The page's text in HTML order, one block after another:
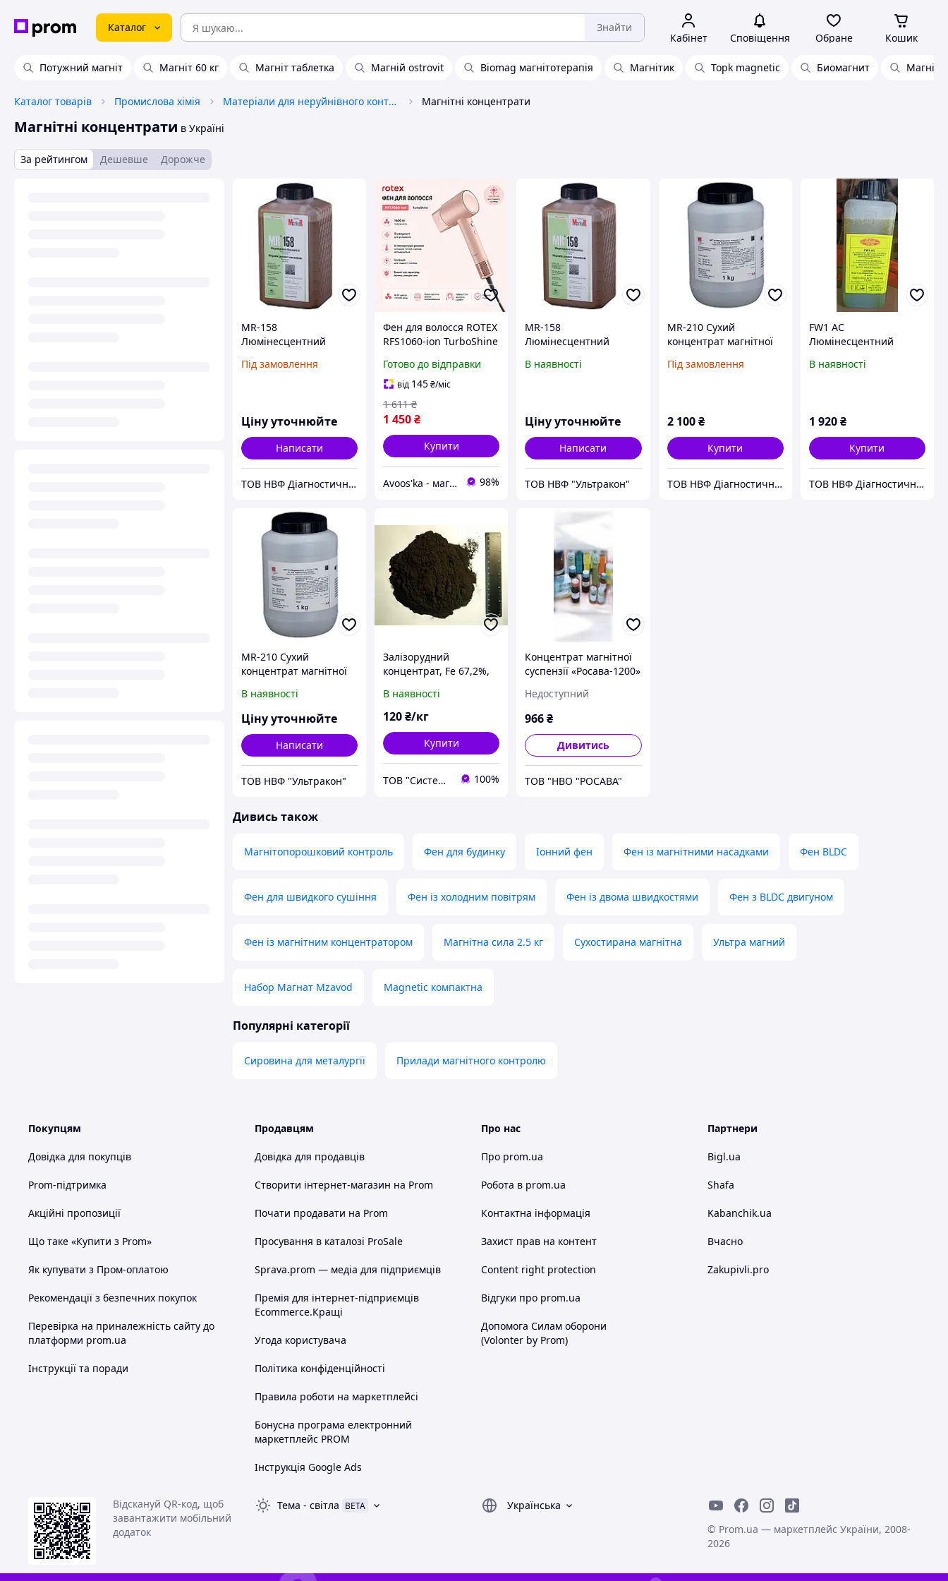
Каталог Знайти
Кабінет Сповіщення Обране Кошик
Потужний магніт Магніт 60 кг Магніт таблетка Магній ostrovit Biomag магнітотерапія Магнітик Topk magnetic Биомагнит Магніти
Каталог товарів Промислова хімія Матеріали для неруйнівного контролю Магнітні концентрати
Магнітні концентрати в Україні
За рейтингом Дешевше Дорожче
MR-158
Люмінесцентний
суспензії,
Під замовлення
Ціну уточнюйте
Написати
ТОВ НВФ Діагностичні прилади
Фен для волосся ROTEX
RFS1060-ion TurboShine
об/хв, іонізація, 4
температурні режими,
магнітний концентрат
Готово до відправки
від 145₴/міс
1 450₴
1 611 ₴
Купити
Avoos'ka - магазин для Вашого дому та комфорту,) 98%
MR-158
Люмінесцентний
суспензії,
В наявності
Ціну уточнюйте
Написати
ТОВ НВФ "Ультракон"
MR-210 Сухий
концентрат магнітної
оліярний 1:300
Під замовлення
2 100 ₴
Купити
ТОВ НВФ Діагностичні прилади
FW1 AC
Люмінесцентний
суспензії,
В наявності
1 920₴
Купити
ТОВ НВФ Діагностичні прилади
MR-210 Сухий
концентрат магнітної
маслорозчинний 1:300
В наявності
Ціну уточнюйте
Написати
ТОВ НВФ "Ультракон"
Залізорудний
концентрат, Fe 67,2%,
В наявності
120₴/кг
Купити
ТОВ "Системи якості НДТ" 100%
Концентрат магнітної
суспензії «Росава-1200»
Недоступний
966₴
Дивитись
ТОВ "НВО "РОСАВА"
Дивись також
Магнітопорошковий контроль Фен для будинку Іонний фен Фен із магнітними насадками Фен BLDC
Фен для швидкого сушіння Фен із холодним повітрям Фен із двома швидкостями Фен з BLDC двигуном
Фен із магнітним концентратором Магнітна сила 2.5 кг Сухостирана магнітна Ультра магний
Набор Магнат Mzavod Magnetic компактна
Популярні категорії
Сировина для металургії Прилади магнітного контролю
Покупцям
Довідка для покупців
Prom-підтримка
Акційні пропозиції
Що таке «Купити з Prom»
Як купувати з Пром-оплатою
Рекомендації з безпечних покупок
Перевірка на приналежність сайту до
платформи prom.ua
Інструкції та поради
Продавцям
Довідка для продавців
Створити інтернет-магазин на Prom
Почати продавати на Prom
Просування в каталозі ProSale
Sprava.prom — медіа для підприємців
Премія для інтернет-підприємців
Ecommerce.Кращі
Угода користувача
Політика конфіденційності
Правила роботи на маркетплейсі
Бонусна програма електронний
маркетплейс PROM
Інструкція Google Ads
Про нас
Про prom.ua
Робота в prom.ua
Контактна інформація
Захист прав на контент
Content right protection
Відгуки про prom.ua
Допомога Силам оборони
(Volonter by Prom)
Партнери
Bigl.ua
Shafa
Kabanchik.ua
Вчасно
Zakupivli.pro
Відскануй QR-код, щоб
завантажити мобільний
додаток
Тема - світла BETA
Українська
© Prom.ua — маркетплейс України, 2008-
2026